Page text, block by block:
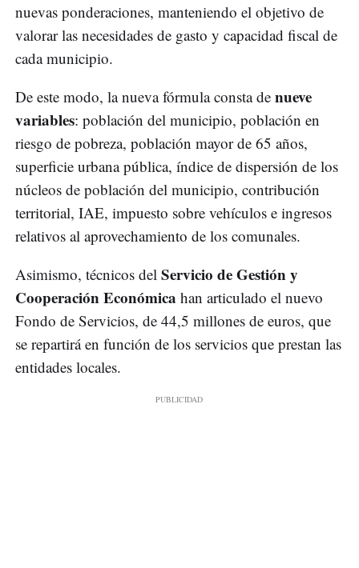
nuevas ponderaciones, manteniendo el objetivo de
valorar las necesidades de gasto y capacidad fiscal de
cada municipio.
De este modo, la nueva fórmula consta de nueve
variables: población del municipio, población en
riesgo de pobreza, población mayor de 65 años,
superficie urbana pública, índice de dispersión de los
núcleos de población del municipio, contribución
territorial, IAE, impuesto sobre vehículos e ingresos
relativos al aprovechamiento de los comunales.
Asimismo, técnicos del Servicio de Gestión y
Cooperación Económica han articulado el nuevo
Fondo de Servicios, de 44,5 millones de euros, que
se repartirá en función de los servicios que prestan las
entidades locales.